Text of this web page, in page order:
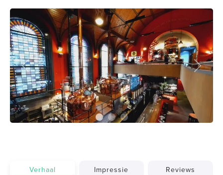
Previous Next
Verhaal Impressie Reviews